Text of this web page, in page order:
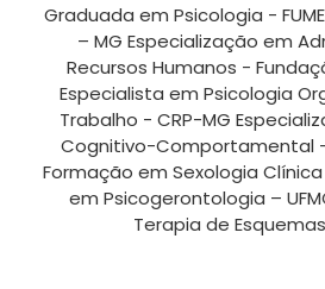
Graduada em Psicologia -
– MG Especialização em
Recursos Humanos -
Especialista em Psicologia
Trabalho - CRP-MG
Cognitivo-Comportamental
Formação em Sexologia Clínica
em Psicogerontologia –
Terapia de